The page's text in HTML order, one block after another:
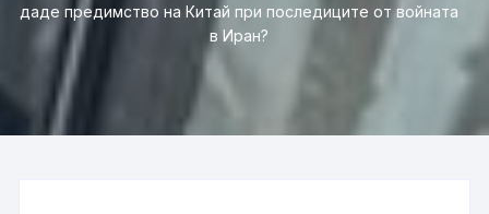
даде предимство на Китай при последиците от войната
в Иран?